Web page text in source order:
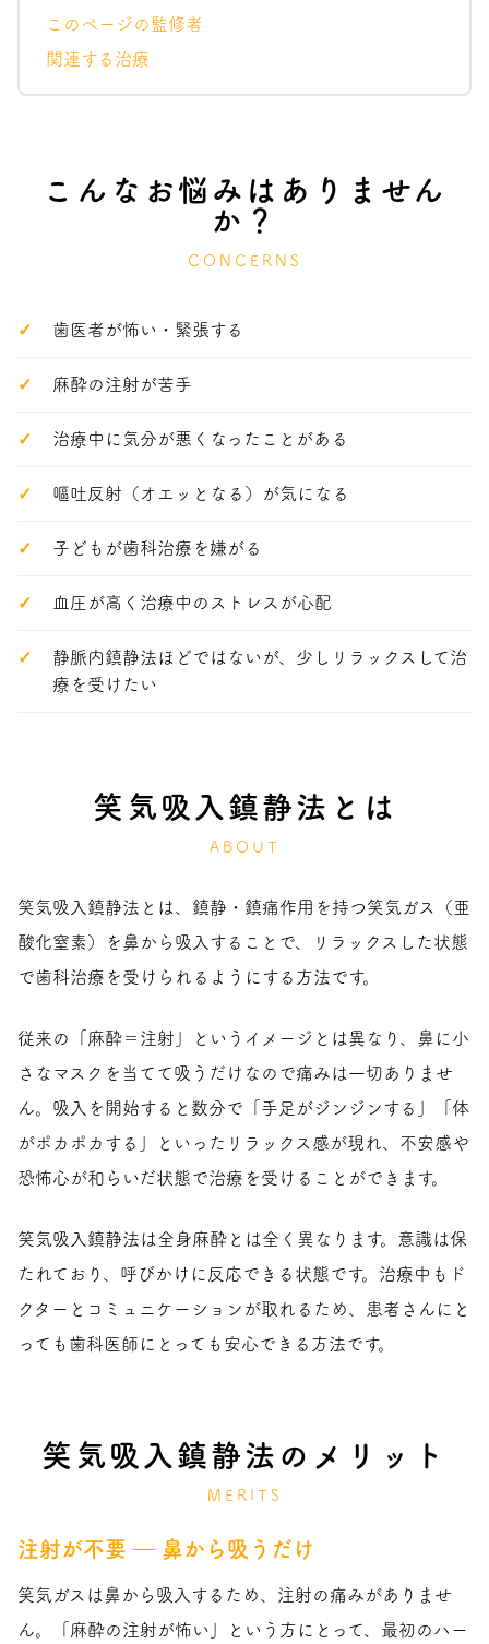
このページの監修者
関連する治療
こんなお悩みはありません
か？
CONCERNS
歯医者が怖い・緊張する
麻酔の注射が苦手
治療中に気分が悪くなったことがある
嘔吐反射（オエッとなる）が気になる
子どもが歯科治療を嫌がる
血圧が高く治療中のストレスが心配
静脈内鎮静法ほどではないが、少しリラックスして治
療を受けたい
笑気吸入鎮静法とは
ABOUT
笑気吸入鎮静法とは、鎮静・鎮痛作用を持つ笑気ガス（亜
酸化窒素）を鼻から吸入することで、リラックスした状態
で歯科治療を受けられるようにする方法です。
従来の「麻酔＝注射」というイメージとは異なり、鼻に小
さなマスクを当てて吸うだけなので痛みは一切ありませ
ん。吸入を開始すると数分で「手足がジンジンする」「体
がポカポカする」といったリラックス感が現れ、不安感や
恐怖心が和らいだ状態で治療を受けることができます。
笑気吸入鎮静法は全身麻酔とは全く異なります。意識は保
たれており、呼びかけに反応できる状態です。治療中もド
クターとコミュニケーションが取れるため、患者さんにと
っても歯科医師にとっても安心できる方法です。
笑気吸入鎮静法のメリット
MERITS
注射が不要 ― 鼻から吸うだけ
笑気ガスは鼻から吸入するため、注射の痛みがありませ
ん。「麻酔の注射が怖い」という方にとって、最初のハー